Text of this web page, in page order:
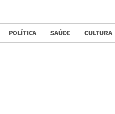
POLÍTICA SAÚDE CULTURA